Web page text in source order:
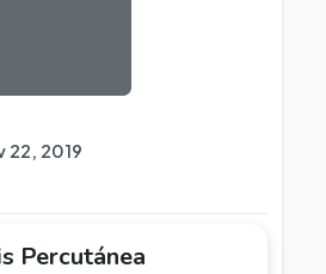
22, 2019
Percutánea